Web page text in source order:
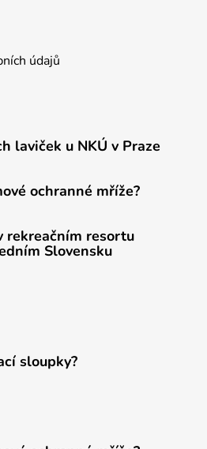
s
údajů
laviček u NKÚ v Praze
ochranné mříže?
rekreačním resortu
Slovensku
sloupky?